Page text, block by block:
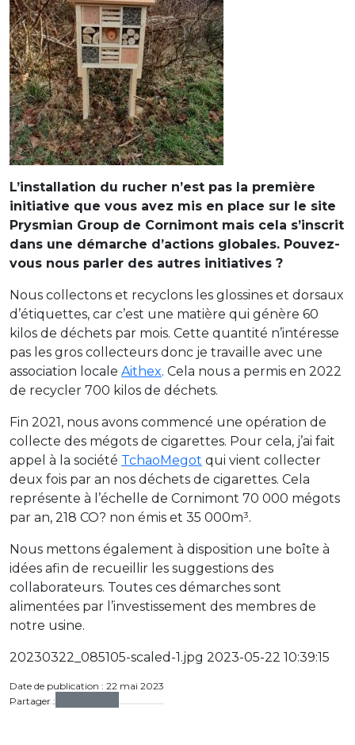
L’installation du rucher n’est pas la première
initiative que vous avez mis en place sur le site
Prysmian Group de Cornimont mais cela s’inscrit
dans une démarche d’actions globales. Pouvez-
vous nous parler des autres initiatives ?
Nous collectons et recyclons les glossines et dorsaux
d’étiquettes, car c’est une matière qui génère 60
kilos de déchets par mois. Cette quantité n’intéresse
pas les gros collecteurs donc je travaille avec une
association locale Aithex. Cela nous a permis en 2022
de recycler 700 kilos de déchets.
Fin 2021, nous avons commencé une opération de
collecte des mégots de cigarettes. Pour cela, j’ai fait
appel à la société TchaoMegot qui vient collecter
deux fois par an nos déchets de cigarettes. Cela
représente à l’échelle de Cornimont 70 000 mégots
par an, 218 CO? non émis et 35 000m³.
Nous mettons également à disposition une boîte à
idées afin de recueillir les suggestions des
collaborateurs. Toutes ces démarches sont
alimentées par l’investissement des membres de
notre usine.
20230322_085105-scaled-1.jpg 2023-05-22 10:39:15
Date de publication : 22 mai 2023
Partager :